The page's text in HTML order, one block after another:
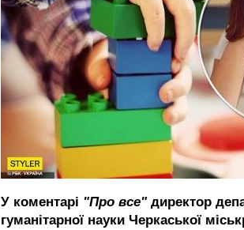
У коментарі "Про все"директор
гуманітарної науки Черкаської